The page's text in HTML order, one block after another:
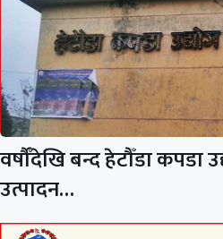
वर्षौँदेखि बन्द हेटौँडा कपडा
उत्पादन…